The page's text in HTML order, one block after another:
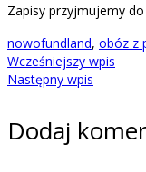
Zapisy przyjmujemy
nowofundland, obóz z
Wcześniejszy wpis
Następny wpis
Dodaj